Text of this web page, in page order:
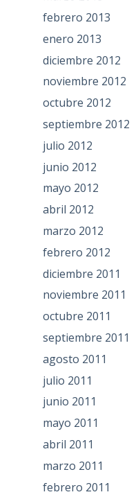
febrero 2013
enero 2013
diciembre 2012
noviembre 2012
octubre 2012
septiembre 2012
julio 2012
junio 2012
mayo 2012
abril 2012
marzo 2012
febrero 2012
diciembre 2011
noviembre 2011
octubre 2011
septiembre 2011
agosto 2011
julio 2011
junio 2011
mayo 2011
abril 2011
marzo 2011
febrero 2011